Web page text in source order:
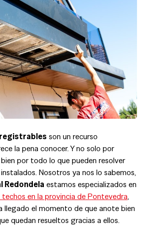
son un recurso
la pena conocer. Y no solo por
por todo lo que pueden resolver
Nosotros ya nos lo sabemos,
Redondela estamos especializados en
en la provincia de Pontevedra,
llegado el momento de que anote bien
quedan resueltos gracias a ellos.